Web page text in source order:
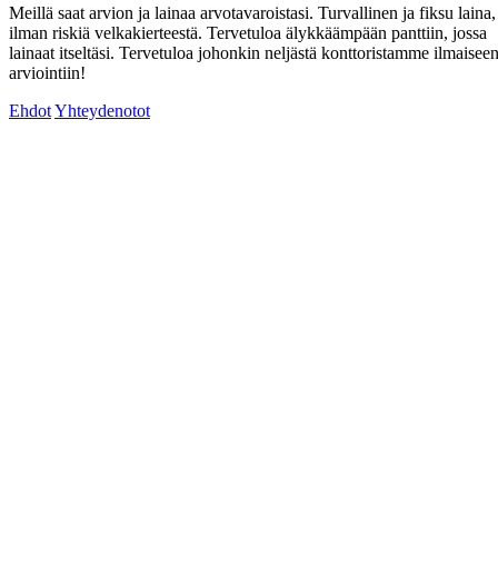
Meillä saat arvion ja lainaa arvotavaroistasi. Turvallinen ja fiksu laina,
ilman riskiä velkakierteestä. Tervetuloa älykkäämpään panttiin, jossa
lainaat itseltäsi. Tervetuloa johonkin neljästä konttoristamme ilmaiseen
arviointiin!
EhdotYhteydenotot